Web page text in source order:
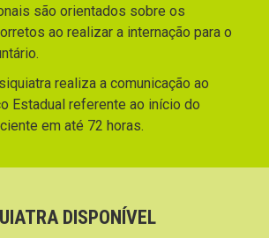
são orientados sobre os
ao realizar a internação para o
realiza a comunicação ao
Estadual referente ao início do
em até 72 horas.
DISPONÍVEL